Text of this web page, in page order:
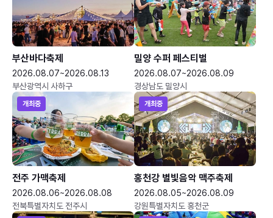
부산바다축제
2026.08.07~2026.08.13
부산광역시 사하구
밀양 수퍼 페스티벌
2026.08.07~2026.08.09
경상남도 밀양시
개최중
전주 가맥축제
2026.08.06~2026.08.08
전북특별자치도 전주시
개최중
홍천강 별빛음악 맥주축제
2026.08.05~2026.08.09
강원특별자치도 홍천군